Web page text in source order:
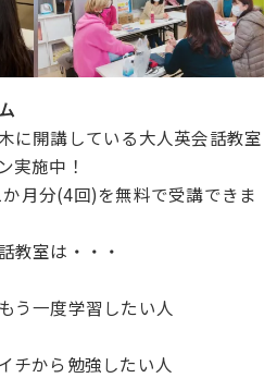
に開講している大人英会話教室
実施中！
月分(4回)を無料で受講できま
教室は・・・
う一度学習したい人
チから勉強したい人